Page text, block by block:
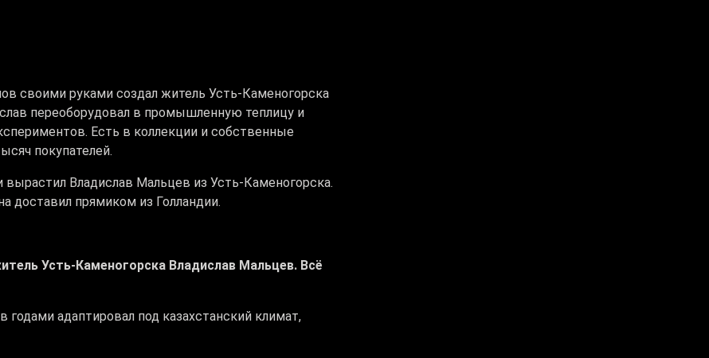
своими руками создал житель Усть-Каменогорска
переоборудовал в промышленную теплицу и
Есть в коллекции и собственные
покупателей.
вырастил Владислав Мальцев из Усть-Каменогорска.
доставил прямиком из Голландии.
Усть-Каменогорска Владислав Мальцев. Всё
адаптировал под казахстанский климат,